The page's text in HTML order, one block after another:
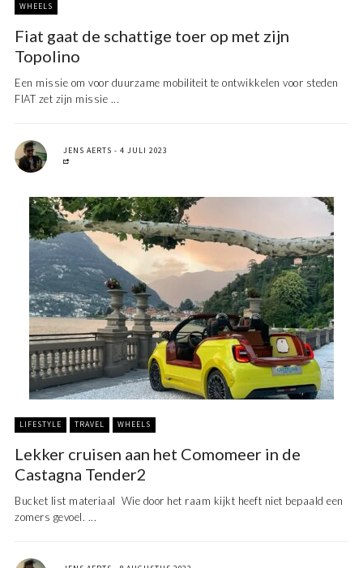
WHEELS
Fiat gaat de schattige toer op met zijn
Topolino
Een missie om voor duurzame mobiliteit te ontwikkelen voor steden
FIAT zet zijn missie ...
JENS AERTS 4 JULI 2023
LIFESTYLE TRAVEL WHEELS
Lekker cruisen aan het Comomeer in de
Castagna Tender2
Bucket list materiaal Wie door het raam kijkt heeft niet bepaald een
zomers gevoel. ...